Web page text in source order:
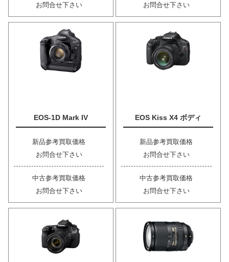
お問合せ下さい
お問合せ下さい
EOS-1D Mark IV
新品参考買取価格
お問合せ下さい
中古参考買取価格
お問合せ下さい
EOS Kiss X4 ボディ
新品参考買取価格
お問合せ下さい
中古参考買取価格
お問合せ下さい